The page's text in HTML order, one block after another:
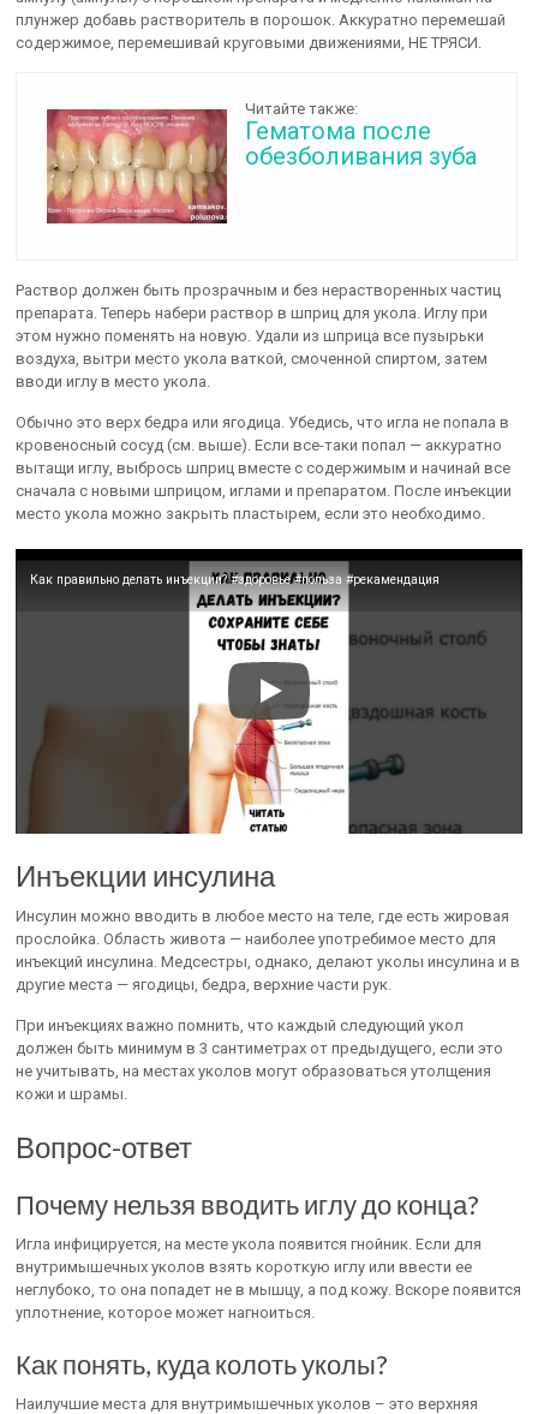
плунжер добавь растворитель в порошок. Аккуратно перемешай
содержимое, перемешивай круговыми движениями, НЕ ТРЯСИ.
Читайте также:
Гематома после
обезболивания зуба
Раствор должен быть прозрачным и без нерастворенных частиц
препарата. Теперь набери раствор в шприц для укола. Иглу при
этом нужно поменять на новую. Удали из шприца все пузырьки
воздуха, вытри место укола ваткой, смоченной спиртом, затем
вводи иглу в место укола.
Обычно это верх бедра или ягодица. Убедись, что игла не попала в
кровеносный сосуд (см. выше). Если все-таки попал — аккуратно
вытащи иглу, выбрось шприц вместе с содержимым и начинай все
сначала с новыми шприцом, иглами и препаратом. После инъекции
место укола можно закрыть пластырем, если это необходимо.
Как правильно делать инъекции? #здоровье #польза #рекамендация
Инъекции инсулина
Инсулин можно вводить в любое место на теле, где есть жировая
прослойка. Область живота — наиболее употребимое место для
инъекций инсулина. Медсестры, однако, делают уколы инсулина и в
другие места — ягодицы, бедра, верхние части рук.
При инъекциях важно помнить, что каждый следующий укол
должен быть минимум в 3 сантиметрах от предыдущего, если это
не учитывать, на местах уколов могут образоваться утолщения
кожи и шрамы.
Вопрос-ответ
Почему нельзя вводить иглу до конца?
Игла инфицируется, на месте укола появится гнойник. Если для
внутримышечных уколов взять короткую иглу или ввести ее
неглубоко, то она попадет не в мышцу, а под кожу. Вскоре появится
уплотнение, которое может нагноиться.
Как понять, куда колоть уколы?
Наилучшие места для внутримышечных уколов – это верхняя